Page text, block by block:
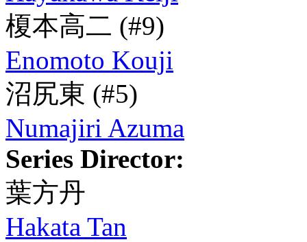
榎本高二 (#9)
Enomoto Kouji
沼尻東 (#5)
Numajiri Azuma
Series Director:
葉方丹
Hakata Tan